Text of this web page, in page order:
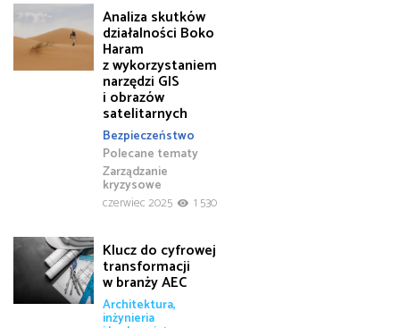
Analiza skutków
działalności Boko
Haram
z wykorzystaniem
narzędzi GIS
i obrazów
satelitarnych
Bezpieczeństwo
Polecane tematy
Zarządzanie
kryzysowe
czerwiec 2025
1 530
Klucz do cyfrowej
transformacji
w branży AEC
Architektura,
inżynieria